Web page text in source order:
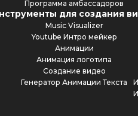
Программа амбассадоров
для создания
Music Visualizer
Youtube Интро мейкер
Анимации
Анимация логотипа
Создание видео
Генератор Анимации Текста